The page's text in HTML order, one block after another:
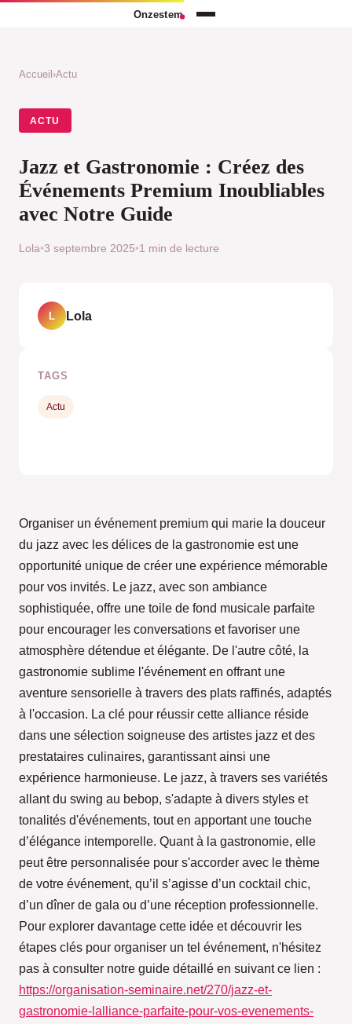
Accueil ›Actu
ACTU
Jazz et Gastronomie : Créez des
Événements Premium Inoubliables
avec Notre Guide
Lola•3 septembre 2025•1 min de lecture
Organiser un événement premium qui marie la douceur
du jazz avec les délices de la gastronomie est une
opportunité unique de créer une expérience mémorable
pour vos invités. Le jazz, avec son ambiance
sophistiquée, offre une toile de fond musicale parfaite
pour encourager les conversations et favoriser une
atmosphère détendue et élégante. De l'autre côté, la
gastronomie sublime l'événement en offrant une
aventure sensorielle à travers des plats raffinés, adaptés
à l'occasion. La clé pour réussir cette alliance réside
dans une sélection soigneuse des artistes jazz et des
prestataires culinaires, garantissant ainsi une
expérience harmonieuse. Le jazz, à travers ses variétés
allant du swing au bebop, s'adapte à divers styles et
tonalités d'événements, tout en apportant une touche
d’élégance intemporelle. Quant à la gastronomie, elle
peut être personnalisée pour s'accorder avec le thème
de votre événement, qu’il s’agisse d’un cocktail chic,
d’un dîner de gala ou d’une réception professionnelle.
Pour explorer davantage cette idée et découvrir les
étapes clés pour organiser un tel événement, n'hésitez
pas à consulter notre guide détaillé en suivant ce lien :
https://organisation-seminaire.net/270/jazz-et-
gastronomie-lalliance-parfaite-pour-vos-evenements-
L Lola
TAGS
Actu